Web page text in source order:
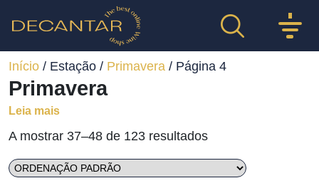
Início / Estação / Primavera / Página 4
Primavera
Leia mais
A mostrar 37–48 de 123 resultados